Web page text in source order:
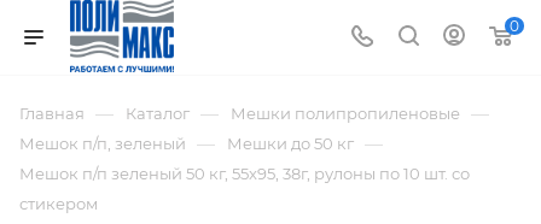
0
Главная — Каталог — Мешки полипропиленовые —
Мешок п/п, зеленый — Мешки до 50 кг —
Мешок п/п зеленый 50 кг, 55x95, 38г, рулоны по 10 шт. со
стикером